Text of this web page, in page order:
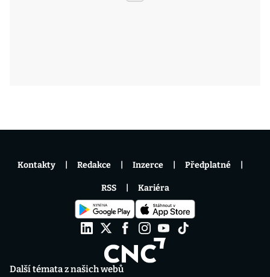
Další témata z našich webů
Kontakty Redakce Inzerce Předplatné
RSS Kariéra